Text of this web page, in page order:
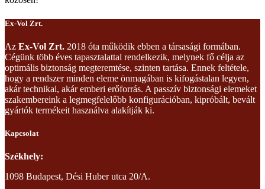
Ex-Vol Zrt.
Az Ex-Vol Zrt. 2018 óta működik ebben a társasági formában.
Cégünk több éves tapasztalattal rendelkezik, melynek fő célja az
optimális biztonság megteremtése, szinten tartása. Ennek feltétele,
hogy a rendszer minden eleme önmagában is kifogástalan legyen,
akár technikai, akár emberi erőforrás. A passzív biztonsági elemeket
szakembereink a legmegfelelőbb konfigurációban, kipróbált, bevált
gyártók termékeit használva alakítják ki.
Kapcsolat
Székhely:
1098 Budapest, Dési Huber utca 20/A.